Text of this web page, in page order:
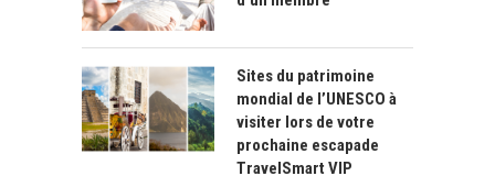
Sites du patrimoine
mondial de l’UNESCO à
visiter lors de votre
prochaine escapade
TravelSmart VIP